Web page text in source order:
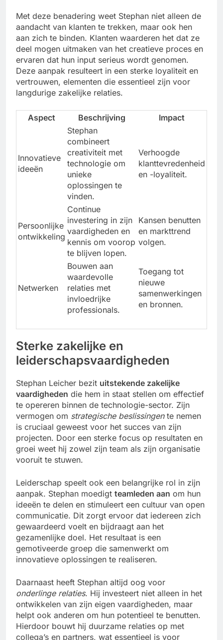
Met deze benadering weet Stephan niet alleen de
aandacht van klanten te trekken, maar ook hen
aan zich te binden. Klanten waarderen het dat ze
deel mogen uitmaken van het creatieve proces en
ervaren dat hun input serieus wordt genomen.
Deze aanpak resulteert in een sterke loyaliteit en
vertrouwen, elementen die essentieel zijn voor
langdurige zakelijke relaties.
Aspect Beschrijving Impact
Innovatieve
ideeën
Stephan
combineert
creativiteit met
technologie om
unieke
oplossingen te
vinden.
Verhoogde
klanttevredenheid
en -loyaliteit.
Persoonlijke
ontwikkeling
Continue
investering in zijn
vaardigheden en
kennis om voorop
te blijven lopen.
Kansen benutten
en markttrend
volgen.
Netwerken
Bouwen aan
waardevolle
relaties met
invloedrijke
professionals.
Toegang tot
nieuwe
samenwerkingen
en bronnen.
Sterke zakelijke en
leiderschapsvaardigheden
Stephan Leicher bezit uitstekende zakelijke
vaardigheden die hem in staat stellen om effectief
te opereren binnen de technologie-sector. Zijn
vermogen om strategische beslissingente nemen
is cruciaal geweest voor het succes van zijn
projecten. Door een sterke focus op resultaten en
groei weet hij zowel zijn team als zijn organisatie
vooruit te stuwen.
Leiderschap speelt ook een belangrijke rol in zijn
aanpak. Stephan moedigt teamleden aan om hun
ideeën te delen en stimuleert een cultuur van open
communicatie. Dit zorgt ervoor dat iedereen zich
gewaardeerd voelt en bijdraagt aan het
gezamenlijke doel. Het resultaat is een
gemotiveerde groep die samenwerkt om
innovatieve oplossingen te realiseren.
Daarnaast heeft Stephan altijd oog voor
onderlinge relaties. Hij investeert niet alleen in het
ontwikkelen van zijn eigen vaardigheden, maar
helpt ook anderen om hun potentieel te benutten.
Hierdoor bouwt hij duurzame relaties op met
collega’s en partners, wat essentieel is voor